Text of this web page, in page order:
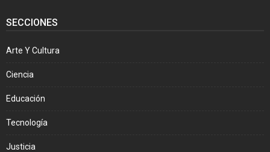
SECCIONES
Arte Y Cultura
Ciencia
Educación
Tecnología
Justicia